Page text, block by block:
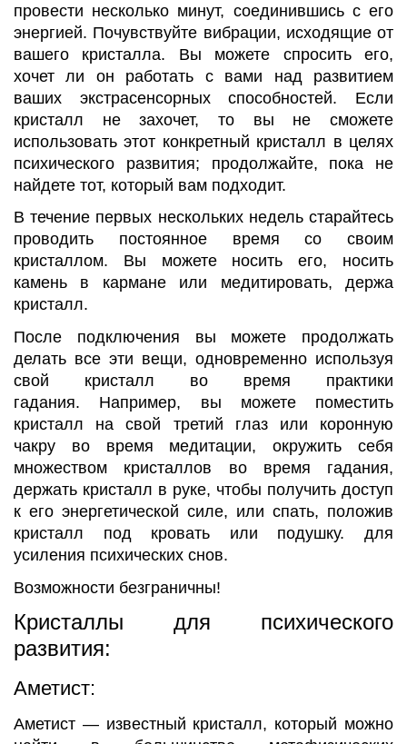
провести несколько минут, соединившись с его
энергией. Почувствуйте вибрации, исходящие от
вашего кристалла. Вы можете спросить его,
хочет ли он работать с вами над развитием
ваших экстрасенсорных способностей. Если
кристалл не захочет, то вы не сможете
использовать этот конкретный кристалл в целях
психического развития; продолжайте, пока не
найдете тот, который вам подходит.
В течение первых нескольких недель старайтесь
проводить постоянное время со своим
кристаллом. Вы можете носить его, носить
камень в кармане или медитировать, держа
кристалл.
После подключения вы можете продолжать
делать все эти вещи, одновременно используя
свой кристалл во время практики
гадания. Например, вы можете поместить
кристалл на свой третий глаз или коронную
чакру во время медитации, окружить себя
множеством кристаллов во время гадания,
держать кристалл в руке, чтобы получить доступ
к его энергетической силе, или спать, положив
кристалл под кровать или подушку. для
усиления психических снов.
Возможности безграничны!
Кристаллы для психического
развития:
Аметист:
Аметист — известный кристалл, который можно